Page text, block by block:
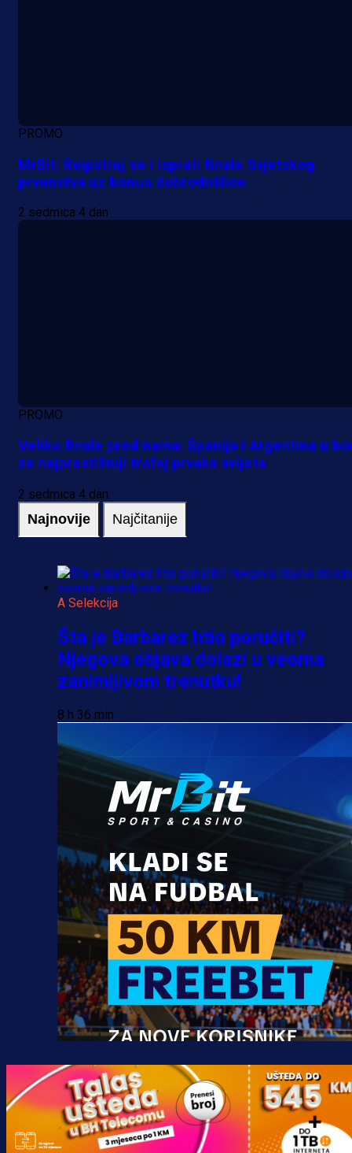
PROMO
MrBit: Registruj se i isprati finale Svjetskog
prvenstva uz bonus dobrodošlice
2 sedmica 4 dan
PROMO
Veliko finale pred nama: Španija i Argentina u
za najprestižniji trofej prvaka svijeta
2 sedmica 4 dan
Najnovije Najčitanije
A Selekcija
Šta je Barbarez htio poručiti?
Njegova objava dolazi u veoma
zanimljivom trenutku!
8 h 36 min
Promo vijesti